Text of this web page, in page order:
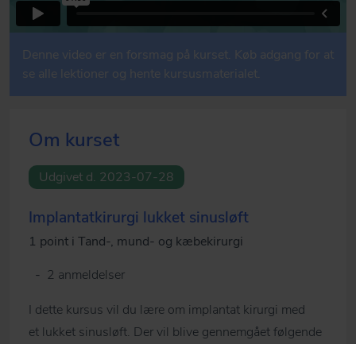
Denne video er en forsmag på kurset. Køb adgang for at
se alle lektioner og hente kursusmaterialet.
Om kurset
Udgivet d. 2023-07-28
Implantatkirurgi lukket sinusløft
1 point i Tand-, mund- og kæbekirurgi
- 2 anmeldelser
I dette kursus vil du lære om implantat kirurgi med
et lukket sinusløft. Der vil blive gennemgået følgende